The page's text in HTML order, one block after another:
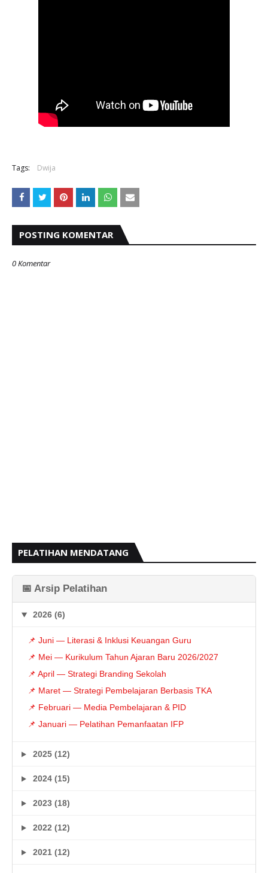
Tags: Dwija
POSTING KOMENTAR
0 Komentar
PELATIHAN MENDATANG
📅 Arsip Pelatihan
2026 (6)
📌 Juni — Literasi & Inklusi Keuangan Guru
📌 Mei — Kurikulum Tahun Ajaran Baru 2026/2027
📌 April — Strategi Branding Sekolah
📌 Maret — Strategi Pembelajaran Berbasis TKA
📌 Februari — Media Pembelajaran & PID
📌 Januari — Pelatihan Pemanfaatan IFP
2025 (12)
2024 (15)
2023 (18)
2022 (12)
2021 (12)